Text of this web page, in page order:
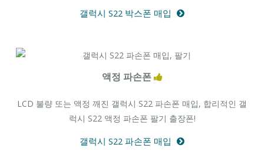
갤럭시 S22 박스폰 매입
액정 파손폰
LCD 불량 또는 액정 깨진 갤럭시 S22 파손폰 매입, 합리적인 갤
럭시 S22 액정 파손폰 팔기 출장폰!
갤럭시 S22 파손폰 매입